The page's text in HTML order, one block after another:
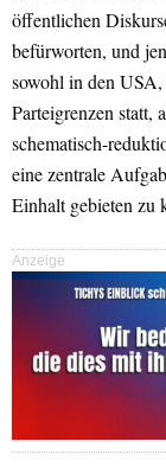
öffentlichen
befürworten, und
sowohl in den
Parteigrenzen statt,
schematisch-
eine zentrale
Einhalt gebieten zu
Anzeige